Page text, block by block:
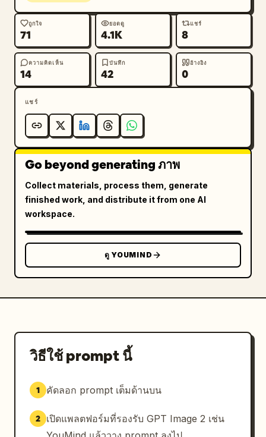
ถูกใจ
71
ยอดดู
4.1K
แชร์
8
ความคิดเห็น
14
บันทึก
42
อ้างอิง
0
แชร์
Go beyond generating ภาพ
Collect materials, process them, generate
finished work, and distribute it from one AI
workspace.
ดู YOUMIND
วิธีใช้ prompt นี้
1 คัดลอก prompt เต็มด้านบน
2
เปิดแพลตฟอร์มที่รองรับ GPT Image 2 เช่น